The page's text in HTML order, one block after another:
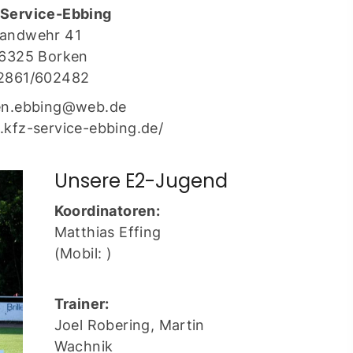
Ebbing
41
Borken
602482
service-ebbing.de/
Unsere E2-Jugend
Koordinatoren:
Matthias Effing
(Mobil: )
Trainer:
Joel Robering, Martin
Wachnik
Borken
Feldmark 5
borken.de
Kontakt treten